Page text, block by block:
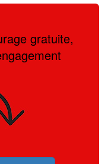
gratuite,